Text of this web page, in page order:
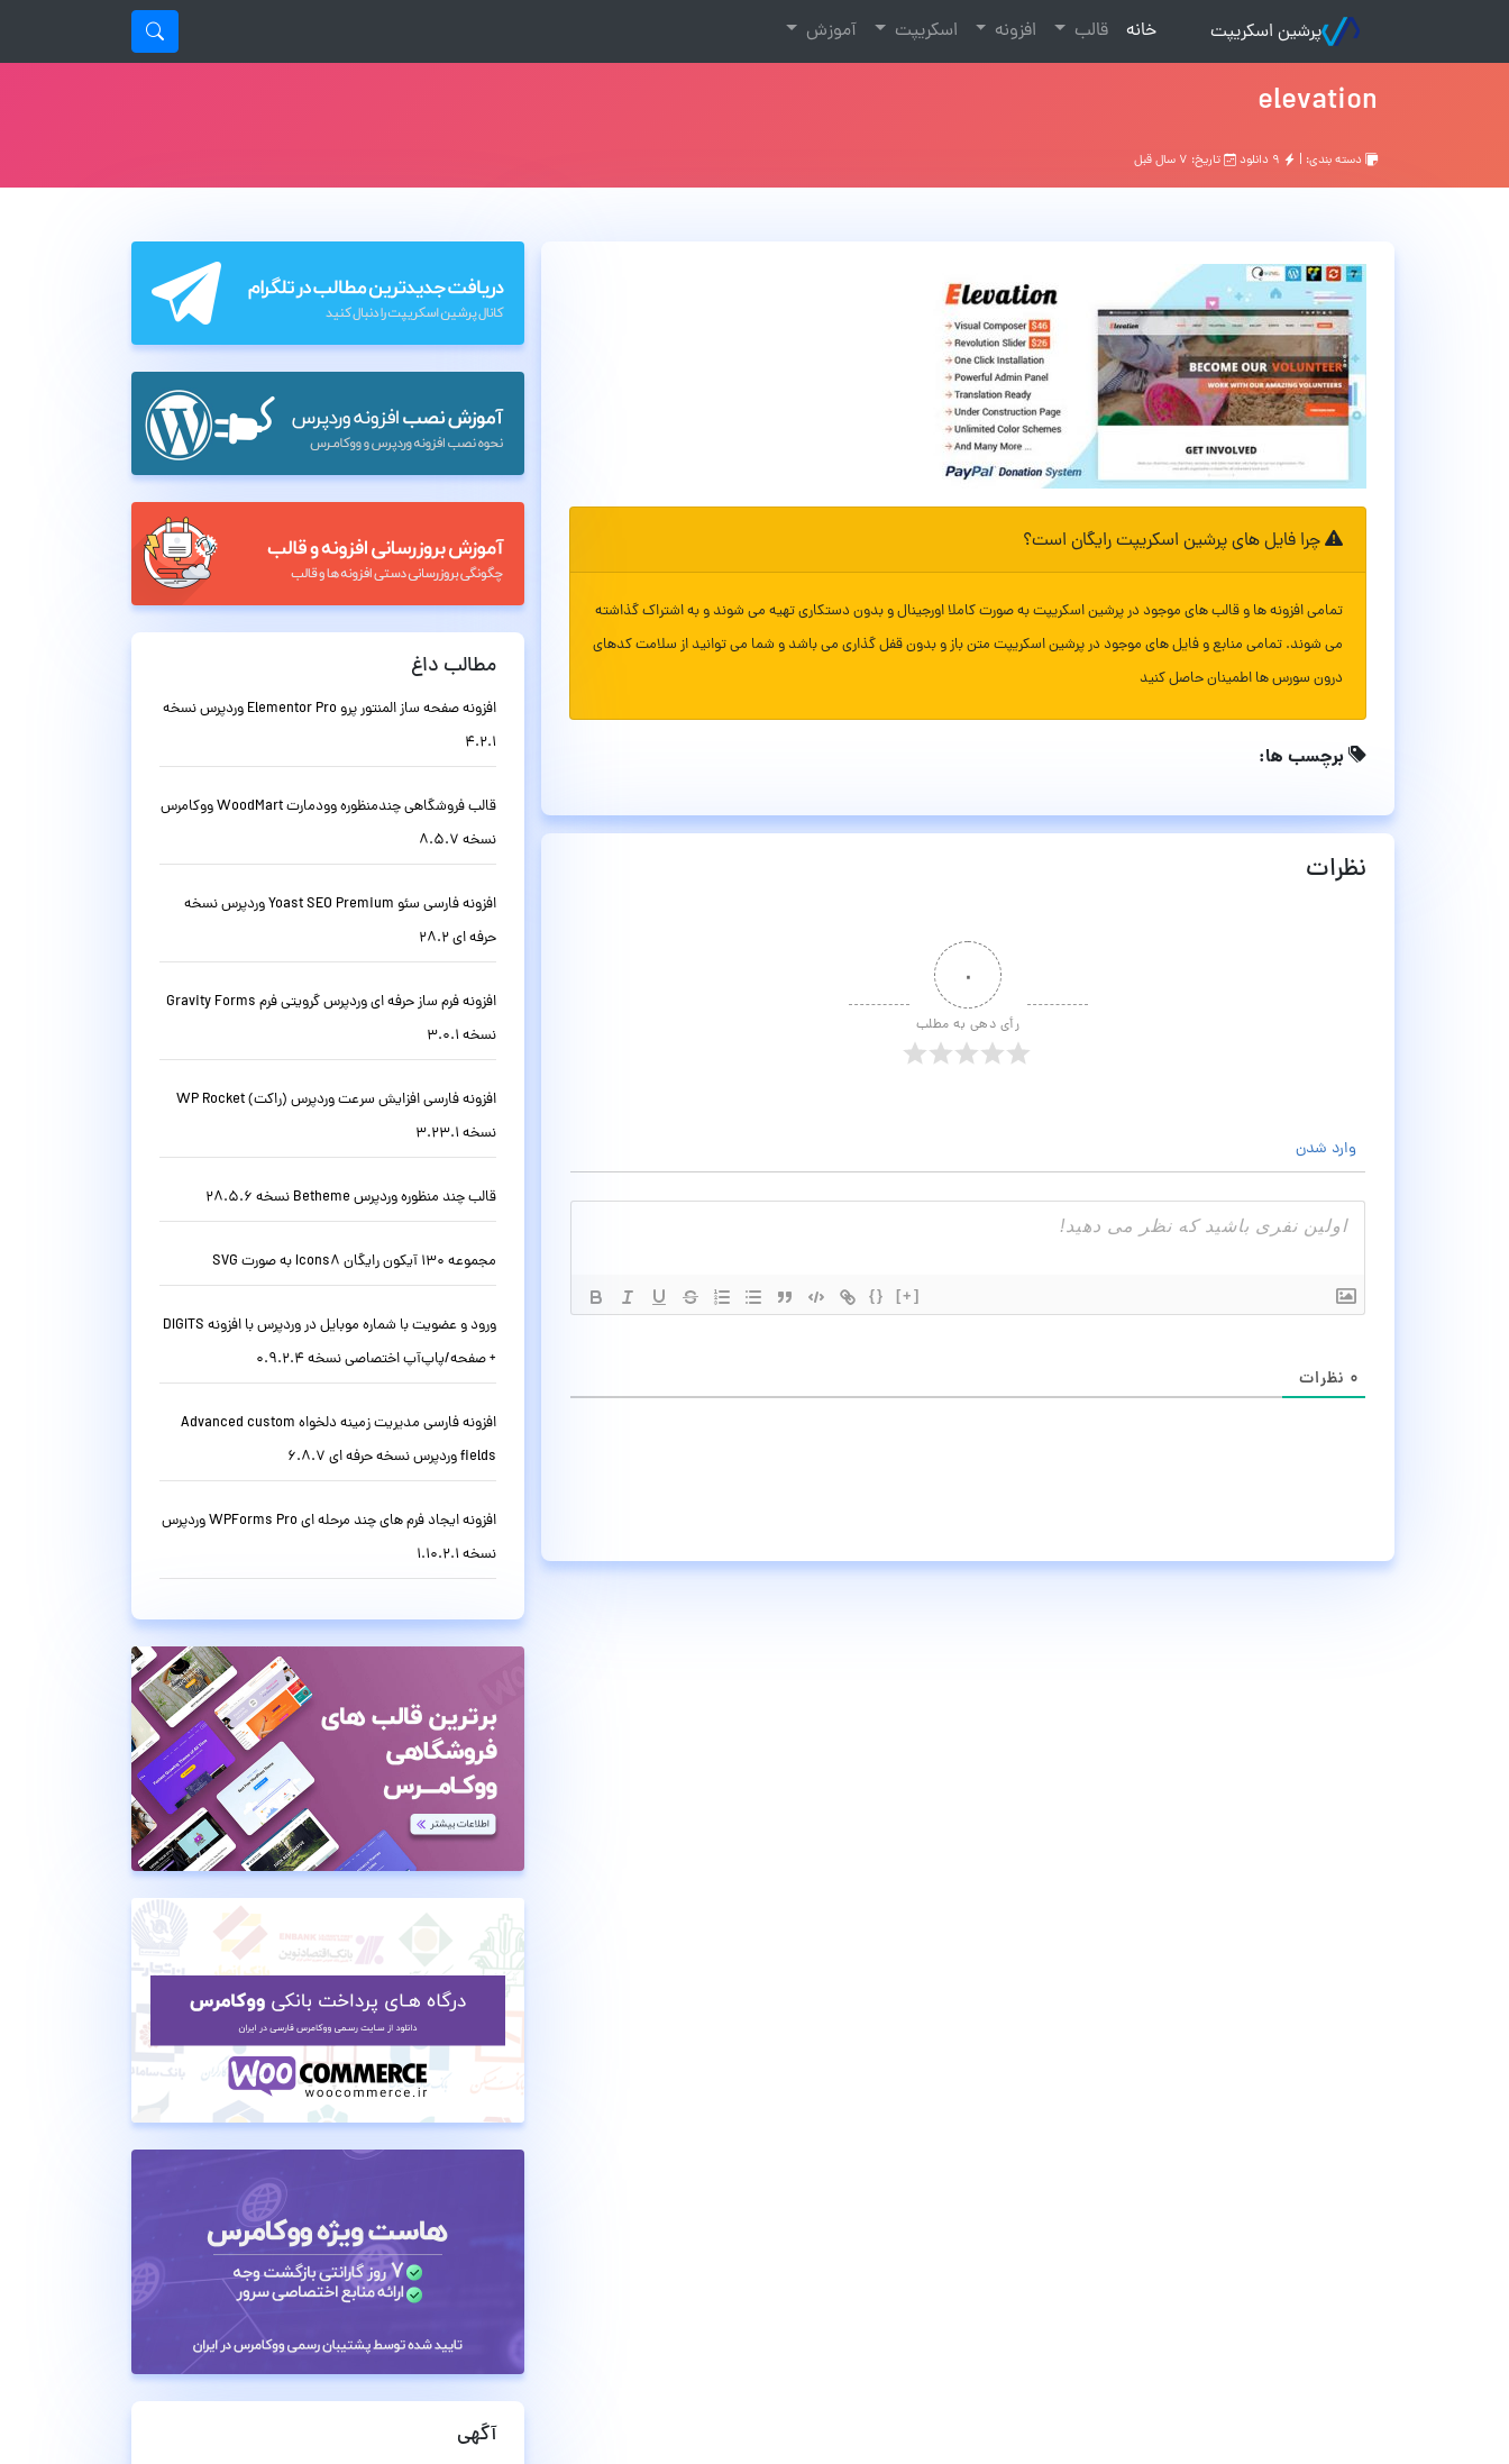
پرشین اسکریپت خانه
(current) قالب افزونه اسکریپت آموزش
elevation
دسته بندی: | تاریخ: ۷ سال قبل
چرا فایل های پرشین اسکریپت رایگان است؟
تمامی افزونه ها و قالب های موجود در پرشین اسکریپت به صورت کاملا اورجینال و بدون دستکاری تهیه می شوند و به اشتراک گذاشته
می شوند. تمامی منابع و فایل های موجود در پرشین اسکریپت متن باز و بدون قفل گذاری می باشد و شما می توانید از سلامت کدهای
درون سورس ها اطمینان حاصل کنید
برچسب ها:
نظرات
۰
رأی دهی به مطلب
وارد شدن
{} [+]
۰ نظرات
مطالب داغ
افزونه صفحه ساز المنتور پرو Elementor Pro وردپرس نسخه
4.2.1
قالب فروشگاهی چندمنظوره وودمارت WoodMart ووکامرس
نسخه 8.5.7
افزونه فارسی سئو Yoast SEO Premium وردپرس نسخه
حرفه ای 28.2
افزونه فرم ساز حرفه ای وردپرس گرویتی فرم Gravity Forms
نسخه 3.0.1
افزونه فارسی افزایش سرعت وردپرس (راکت) WP Rocket
نسخه 3.23.1
قالب چند منظوره وردپرس Betheme نسخه 28.5.6
مجموعه 130 آیکون رایگان Icons8 به صورت SVG
ورود و عضویت با شماره موبایل در وردپرس با افزونه DIGITS
+ صفحه/پاپ‌آپ اختصاصی نسخه 0.9.2.4
افزونه فارسی مدیریت زمینه دلخواه Advanced custom
fields وردپرس نسخه حرفه ای 6.8.7
افزونه ایجاد فرم های چند مرحله ای WPForms Pro وردپرس
نسخه 1.10.2.1
آگهی